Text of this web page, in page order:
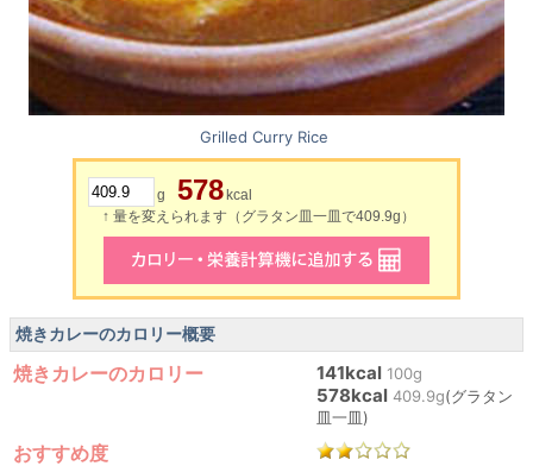
Grilled Curry Rice
g 578 kcal
↑ 量を変えられます（グラタン皿一皿で409.9g）
焼きカレーのカロリー概要
焼きカレーのカロリー 141kcal 100g
578kcal 409.9g(グラタン
皿一皿)
おすすめ度